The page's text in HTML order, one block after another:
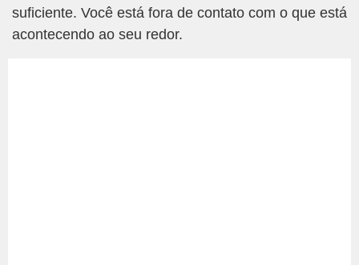
suficiente. Você está fora de contato com o que está
acontecendo ao seu redor.